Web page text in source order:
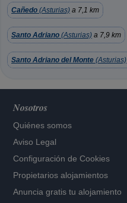
Cañedo (Asturias) a 7,1 km
Santo Adriano (Asturias) a 7,9 km
Santo Adriano del Monte (Asturias)
Nosotros
Quiénes somos
Aviso Legal
Configuración de Cookies
Propietarios alojamientos
Anuncia gratis tu alojamiento